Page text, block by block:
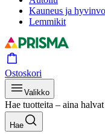
Kauneus ja
Lemmikit
Ostoskori
Valikko
Hae tuotteita – aina
Hae